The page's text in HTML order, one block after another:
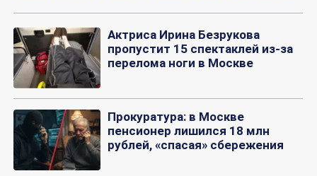
Актриса Ирина Безрукова
пропустит 15 спектаклей из-за
перелома ноги в Москве
Прокуратура: в Москве
пенсионер лишился 18 млн
рублей, «спасая» сбережения